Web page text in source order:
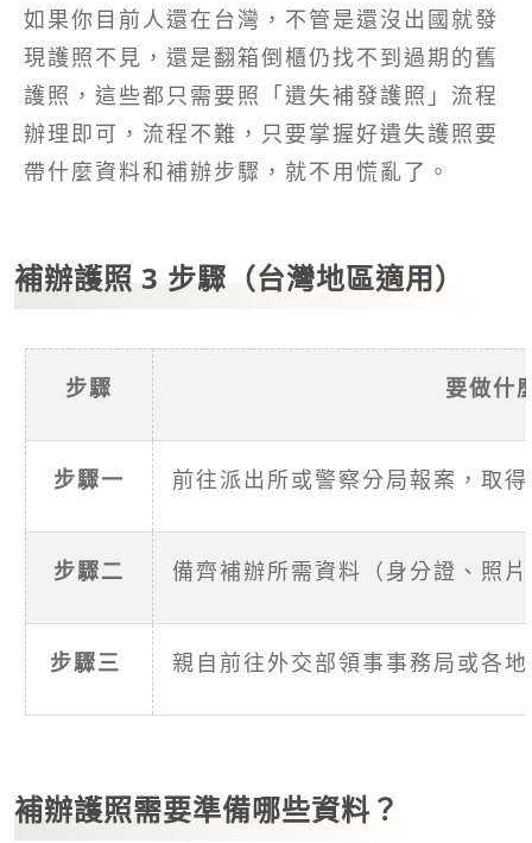
如果你目前人還在台灣，不管是還沒出國就發
現護照不見，還是翻箱倒櫃仍找不到過期的舊
護照，這些都只需要照「遺失補發護照」流程
辦理即可，流程不難，只要掌握好遺失護照要
帶什麼資料和補辦步驟，就不用慌亂了。
補辦護照 3 步驟（台灣地區適用）
步驟 要做什
步驟一 前往派出所或警察分局報案，取
步驟二 備齊補辦所需資料（身分證、照
步驟三 親自前往外交部領事事務局或各
補辦護照需要準備哪些資料？